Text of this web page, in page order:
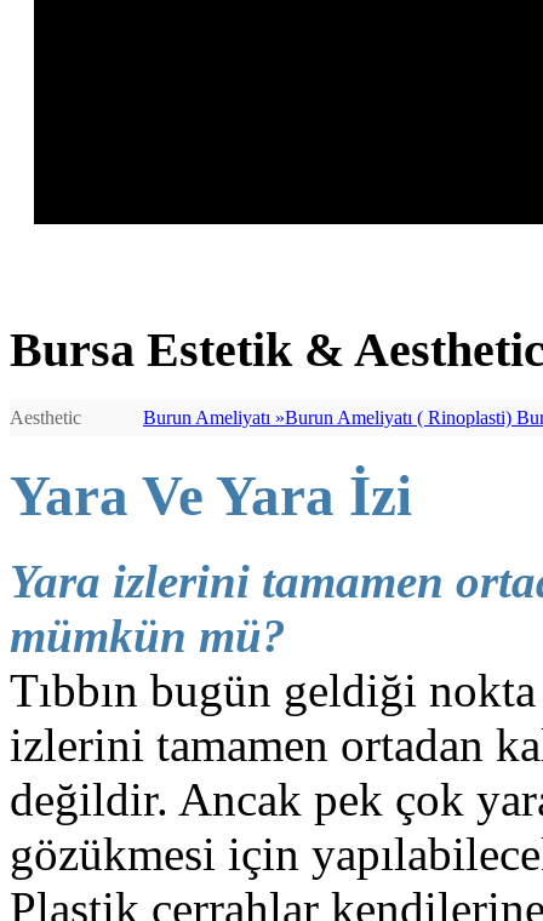
Bursa Estetik &
Aesthetic Burun Ameliyatı »Burun Ameliyatı ( Rinoplasti) Burun Ameliyatı (http://bursaburun.com) - Rinoplasti (index.php/estetik-cerrahi/yuz-estetigi-bursa-estetik/burun-estetigi.html) - - Burun Estetiği (http://bursaburun.com/burun-estetik/burun-estetigi.html) Estetik Burun (undefined/) cerrahisi veya rhinoplasti (index.php/estetik-cerrahi/yuz-estetigi-bursa-estetik/burun-estetigi.html), burnun görünümünü iyileştirmek için yeniden en iyi şekli vermek demektir. Rekonstrüktif rhinoplasti (http://bursaburun.com); konjenital anomalileri ve travma nedenli şekil bozukluklarını düzeltmek için uygulanır. Ayıca, burun içi deformitelere (http://www.bursaburun.com) bağlı tıkanıklıkları (http://bursaburun.com/burun-estetigi-hangi-sorunlar-icin-uygulanir-.html) hafifletmek için uygulanan ameliyat olan septoplasti ile birliktede yapılabilir.En iyi Burun Estetiği (http://www.alperbayraktar.com.tr), En İyi Burun Estetikçi (http://www.alperbayraktar.com.tr)Op.Dr.Alper Bayraktar (http://www.alperbayraktar.com.tr) Burun yüz bölgesinin estetiğini belirleyen en önemli unsurdur. Estetik cerrahi alanı içindeki en önemli ameliyat grubunu oluşturan burun estetiği, tıp dilinde rinoplasti olarak adlandırılır. Burun estetiği ameliyatı buruna yeni şekil vermek için uygulanır. Burun ucu kaldırılıp indirilebilir, burun ucu inceltilip sivriltilebilir, veya tam tersi kalınlaştırılabilir, burunda sağa sola eğrilikler varsa düzeltilebilir, burun sırtı çökükse dolgunlaştırılabilir, kambursa fazlalıkları alınabilir, burun delikleri büyükse küçültülebilir, asimetri varsa düzeltilebilir. Burnun şekli ile ilgili problemlerin yanı sıra septum deviasyonu adı verilen iç kıkırdak ve kemik eğrilikleri, buna bağlı nefes alma zorluğu varsa burun estetiği ameliyatı ile birlikte septum deviasyonu ameliyatı da yapılarak nefes almada rahatlama sağlanır. İdeal burun estetiği, buruna yüz ile uyumlu doğal bir şekil vermekle birlikte nefes almayı da rahatlatmalıdır. Burun Ameliyat öncesi göz önünde bulundurulması gerekenler Burun estetiği (http://bursaburun.com/) (Rhinoplasti) düşünülüyorsa, atılması gereken ilk adım estetik cerrah ile görüşmektir. Cerrahi sonrası görünüş ve hisleriniz hakkındaki beklentilerinizi samimi olarak cerrahınızla görüşmelisiniz. Herhangi bir estetik ameliyat olmadan önce duygusal olarak dengeli durumda olmanız en önemli faktörlerden biridir. Rhinoplasti (index.php/estetik-cerrahi/yuz-estetigi-bursa-estetik/burun-estetigi.html) yani burun estetiği burnunuzun şeklini değiştirecek; hayatınızın değil. Estetik cerrahi görünümünüzü iyileştirip sizin kendinize olan güveninizi tazeleyecektir. Cerrahınız sizi muayene ettikten sonra, uygulamadaki kararları etkileyecek diğer değişiklikleri sizinle görüşecektir. Pek çok örnekte rhinoplasti (index.php/estetik-cerrahi/yuz-estetigi-bursa-estetik/burun-estetigi.html) için tavsiye edilen en erken yaş, burnun gelişiminin yüzde doksanını tamamladığı genç yaşlardır. Daha yaşlı bireylerin durumu, yaşa göre farklılıklar göstermektedir. İlk görüşme sırasında cerrah uygulayacağı cerrahi tekniği, anesteziyi, ameliyatın nerede yapılacağı ve gerçekci olarak ameliyattan ne beklenmesi gerektiğini içeren özel detayları size açıklayacaktır. Rhinoplastiye
Yara Ve Yara İzi
Yara izlerini tamamen
mümkün mü?
Tıbbın bugün geldiği
izlerini tamamen ortadan
değildir. Ancak pek çok
gözükmesi için
Plastik cerrahlar